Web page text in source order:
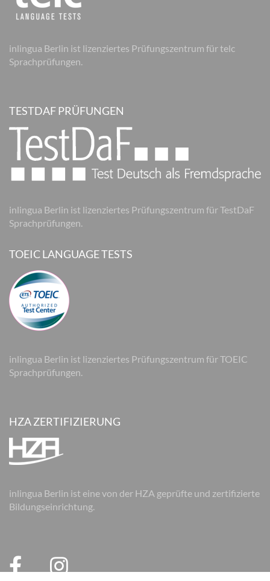
inlingua Berlin ist lizenziertes Prüfungszentrum für telc
Sprachprüfungen.
TESTDAF PRÜFUNGEN
inlingua Berlin ist lizenziertes Prüfungszentrum für TestDaF
Sprachprüfungen.
TOEIC LANGUAGE TESTS
inlingua Berlin ist lizenziertes Prüfungszentrum für TOEIC
Sprachprüfungen.
HZA ZERTIFIZIERUNG
inlingua Berlin ist eine von der HZA geprüfte und zertifizierte
Bildungseinrichtung.